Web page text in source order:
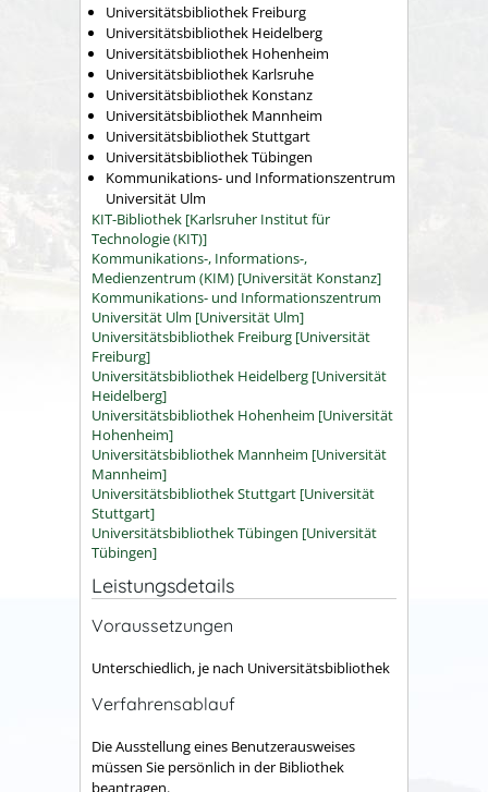
Universitätsbibliothek Freiburg
Universitätsbibliothek Heidelberg
Universitätsbibliothek Hohenheim
Universitätsbibliothek Karlsruhe
Universitätsbibliothek Konstanz
Universitätsbibliothek Mannheim
Universitätsbibliothek Stuttgart
Universitätsbibliothek Tübingen
Kommunikations- und Informationszentrum
Universität Ulm
KIT-Bibliothek [Karlsruher Institut für
Technologie (KIT)]
Kommunikations-, Informations-,
Medienzentrum (KIM) [Universität Konstanz]
Kommunikations- und Informationszentrum
Universität Ulm [Universität Ulm]
Universitätsbibliothek Freiburg [Universität
Freiburg]
Universitätsbibliothek Heidelberg [Universität
Heidelberg]
Universitätsbibliothek Hohenheim [Universität
Hohenheim]
Universitätsbibliothek Mannheim [Universität
Mannheim]
Universitätsbibliothek Stuttgart [Universität
Stuttgart]
Universitätsbibliothek Tübingen [Universität
Tübingen]
Leistungsdetails
Voraussetzungen
Unterschiedlich, je nach Universitätsbibliothek
Verfahrensablauf
Die Ausstellung eines Benutzerausweises
müssen Sie persönlich in der Bibliothek
beantragen.